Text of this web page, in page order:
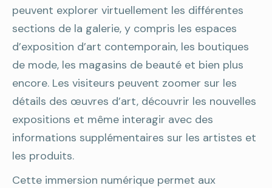
peuvent explorer virtuellement les différentes
sections de la galerie, y compris les espaces
d’exposition d’art contemporain, les boutiques
de mode, les magasins de beauté et bien plus
encore. Les visiteurs peuvent zoomer sur les
détails des œuvres d’art, découvrir les nouvelles
expositions et même interagir avec des
informations supplémentaires sur les artistes et
les produits.
Cette immersion numérique permet aux